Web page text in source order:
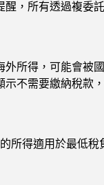
，所有透過複委
所得，可能會被
示不需要繳納稅款
所得適用於最低